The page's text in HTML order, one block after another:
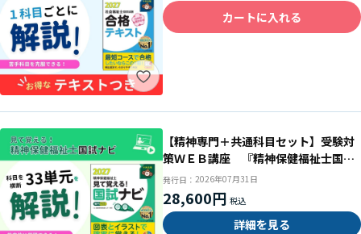
カートに入れる
【精神専門＋共通科目セット】受験対
策ＷＥＢ講座 『精神保健福祉士国試
ナビ［専門科目］２０２７』＆「科目
別の重要ポイントがわかる！社会福祉
士合格講座２０２７」
発行日： 2026年07月31日
28,600円
詳細を見る